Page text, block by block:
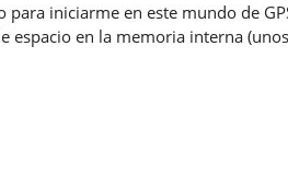
iniciarme en este mundo de
espacio en la memoria interna